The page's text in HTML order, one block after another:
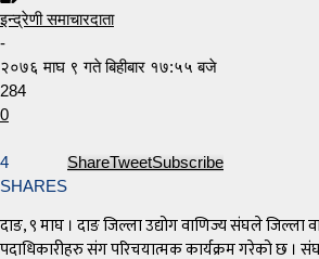
इन्द्रेणी समाचारदाता
-
२०७६ माघ ९ गते बिहीबार १७:५५ बजे
284
0
4
SHARES
ShareTweetSubscribe
दाङ, ९ माघ । दाङ जिल्ला उद्योग वाणिज्य संघले जिल्ला
पदाधिकारीहरु संग परिचयात्मक कार्यक्रम गरेको छ ।